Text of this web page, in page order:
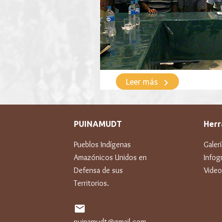
Leer más keyboard_arrow_right
PUINAMUDT
Pueblos Indígenas
Amazónicos Unidos en
Defensa de sus
Territorios.
mail